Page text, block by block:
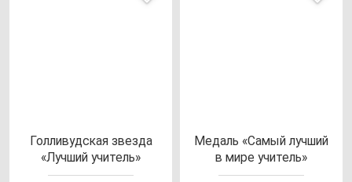
Гол­ли­вуд­ская звез­да
«Луч­ший учи­тель»
Медаль «Самый луч­ший
в ми­ре учи­тель»